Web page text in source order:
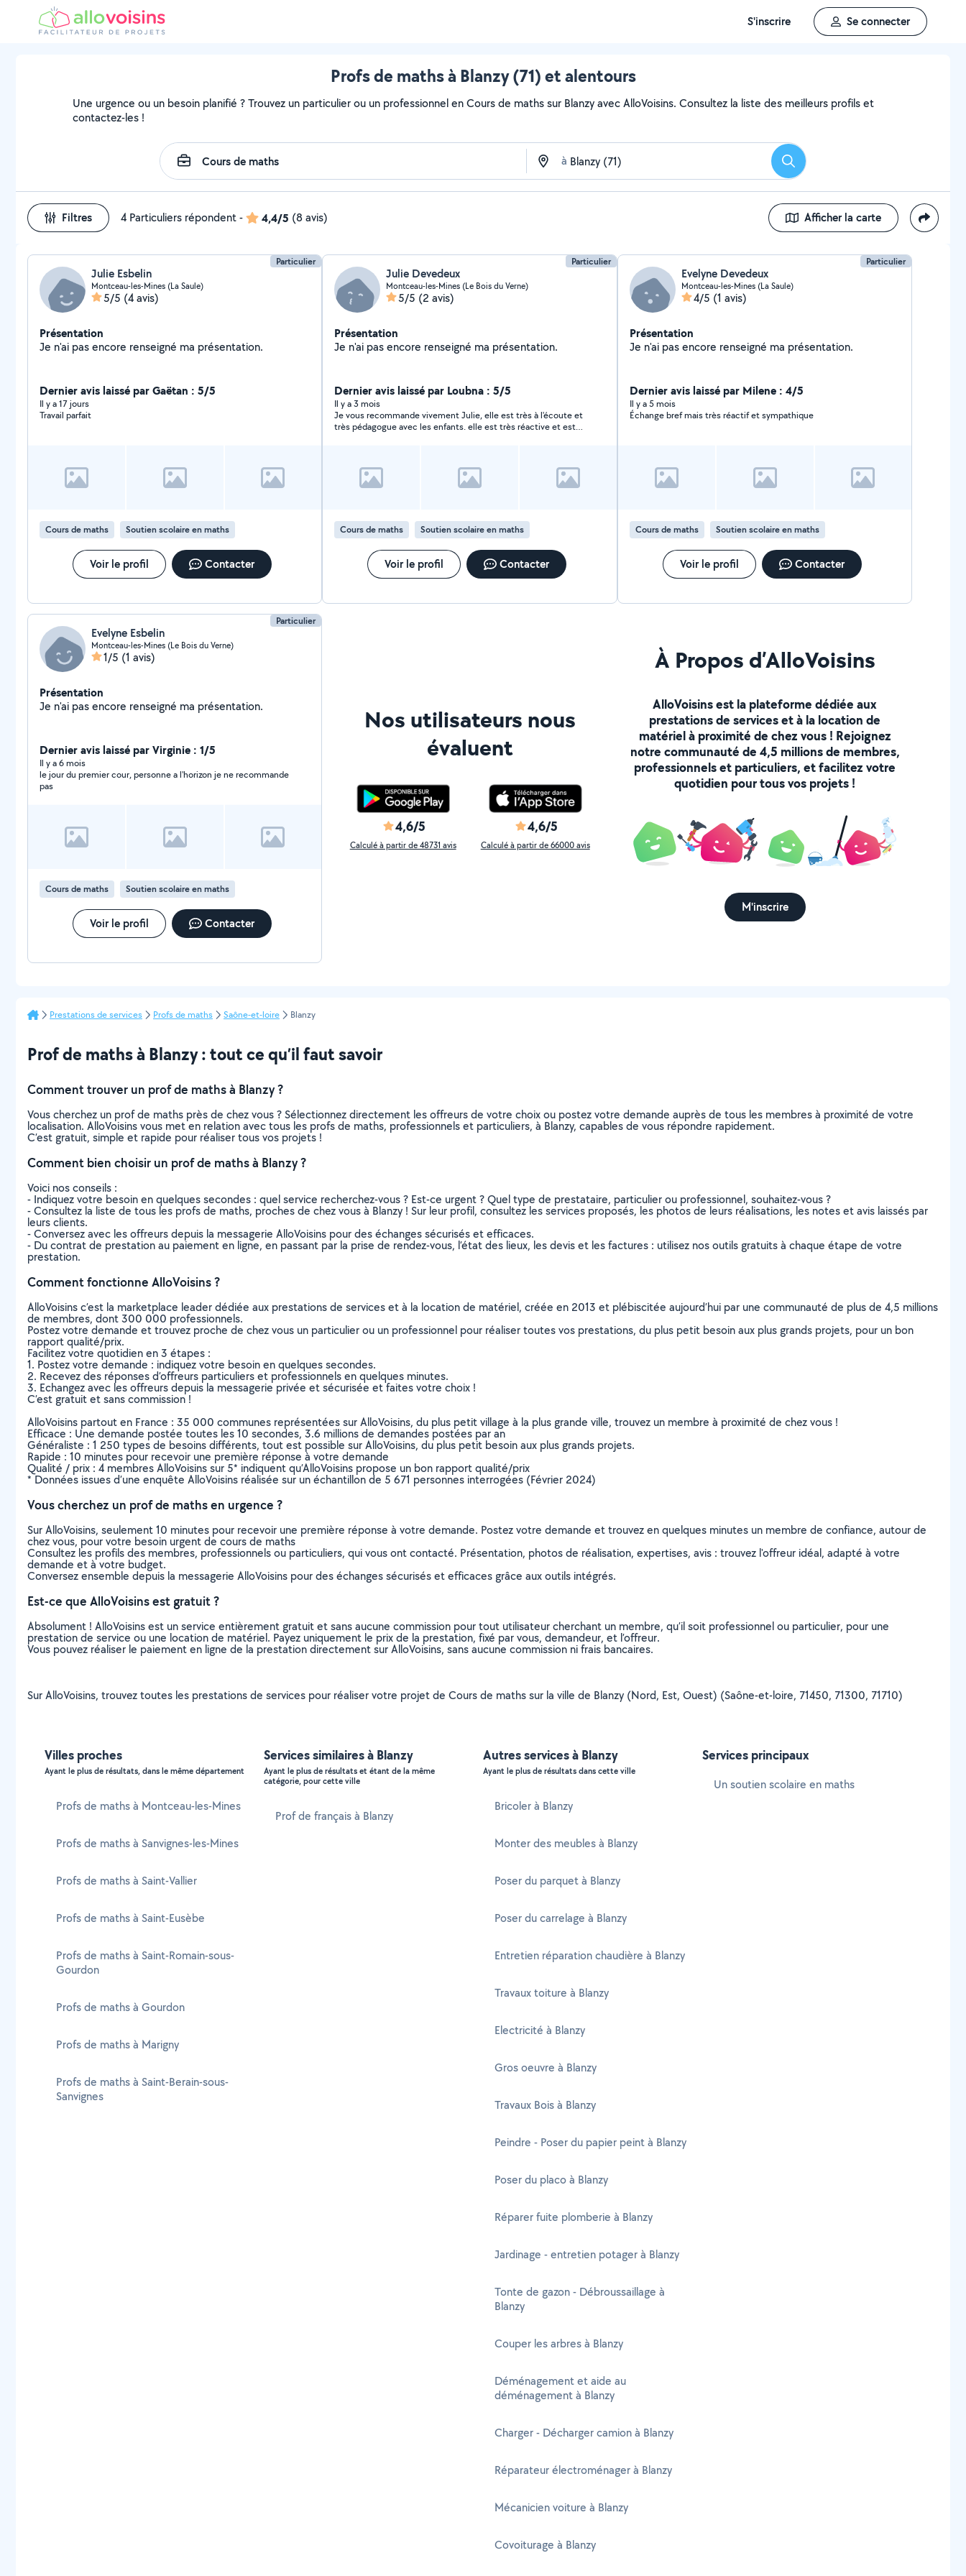
S'inscrire Se connecter
Profs de maths à Blanzy (71) et alentours
Une urgence ou un besoin planifié ? Trouvez un particulier ou un professionnel en Cours de maths sur Blanzy avec AlloVoisins. Consultez la liste des meilleurs profils et
contactez-les !
à Rechercher
Filtres 4 Particuliers répondent- 4,4/5 (8 avis) Afficher la carte
Particulier
Julie Esbelin
Montceau-les-Mines (La Saule)
5/5 (4 avis)
Présentation
Je n'ai pas encore renseigné ma présentation.
Dernier avis laissé par Gaëtan : 5/5
Il y a 17 jours
Travail parfait
Cours de maths Soutien scolaire en maths
Voir le profil Contacter
Particulier
Julie Devedeux
Montceau-les-Mines (Le Bois du Verne)
5/5 (2 avis)
Présentation
Je n'ai pas encore renseigné ma présentation.
Dernier avis laissé par Loubna : 5/5
Il y a 3 mois
Je vous recommande vivement Julie, elle est très à l'écoute et
très pédagogue avec les enfants. elle est très réactive et est
Cours de maths Soutien scolaire en maths
Voir le profil Contacter
Particulier
Evelyne Devedeux
Montceau-les-Mines (La Saule)
4/5 (1 avis)
Présentation
Je n'ai pas encore renseigné ma présentation.
Dernier avis laissé par Milene : 4/5
Il y a 5 mois
Échange bref mais très réactif et sympathique
Cours de maths Soutien scolaire en maths
Voir le profil Contacter
Particulier
Evelyne Esbelin
Montceau-les-Mines (Le Bois du Verne)
1/5 (1 avis)
Présentation
Je n'ai pas encore renseigné ma présentation.
Dernier avis laissé par Virginie : 1/5
Il y a 6 mois
le jour du premier cour, personne a l'horizon je ne recommande
pas
Cours de maths Soutien scolaire en maths
Voir le profil Contacter
Nos utilisateurs nous
évaluent
4,6/5
Calculé à partir de 48731 avis
4,6/5
Calculé à partir de 66000 avis
À Propos d’AlloVoisins
AlloVoisins est la plateforme dédiée aux
prestations de services et à la location de
matériel à proximité de chez vous ! Rejoignez
notre communauté de 4,5 millions de membres,
professionnels et particuliers, et facilitez votre
quotidien pour tous vos projets !
M'inscrire
Prestations de services Profs de maths Saône-et-loire Blanzy
Prof de maths à Blanzy : tout ce qu’il faut savoir
Comment trouver un prof de maths à Blanzy ?
Vous cherchez un prof de maths près de chez vous ? Sélectionnez directement les offreurs de votre choix ou postez votre demande auprès de tous les membres à proximité de votre
localisation. AlloVoisins vous met en relation avec tous les profs de maths, professionnels et particuliers, à Blanzy, capables de vous répondre rapidement.
C’est gratuit, simple et rapide pour réaliser tous vos projets !
Comment bien choisir un prof de maths à Blanzy ?
Voici nos conseils :
- Indiquez votre besoin en quelques secondes : quel service recherchez-vous ? Est-ce urgent ? Quel type de prestataire, particulier ou professionnel, souhaitez-vous ?
- Consultez la liste de tous les profs de maths, proches de chez vous à Blanzy ! Sur leur profil, consultez les services proposés, les photos de leurs réalisations, les notes et avis laissés par
leurs clients.
- Conversez avec les offreurs depuis la messagerie AlloVoisins pour des échanges sécurisés et efficaces.
- Du contrat de prestation au paiement en ligne, en passant par la prise de rendez-vous, l’état des lieux, les devis et les factures : utilisez nos outils gratuits à chaque étape de votre
prestation.
Comment fonctionne AlloVoisins ?
AlloVoisins c’est la marketplace leader dédiée aux prestations de services et à la location de matériel, créée en 2013 et plébiscitée aujourd’hui par une communauté de plus de 4,5 millions
de membres, dont 300 000 professionnels.
Postez votre demande et trouvez proche de chez vous un particulier ou un professionnel pour réaliser toutes vos prestations, du plus petit besoin aux plus grands projets, pour un bon
rapport qualité/prix.
Facilitez votre quotidien en 3 étapes :
1. Postez votre demande : indiquez votre besoin en quelques secondes.
2. Recevez des réponses d’offreurs particuliers et professionnels en quelques minutes.
3. Echangez avec les offreurs depuis la messagerie privée et sécurisée et faites votre choix !
C’est gratuit et sans commission !
AlloVoisins partout en France : 35 000 communes représentées sur AlloVoisins, du plus petit village à la plus grande ville, trouvez un membre à proximité de chez vous !
Efficace : Une demande postée toutes les 10 secondes, 3.6 millions de demandes postées par an
Généraliste : 1 250 types de besoins différents, tout est possible sur AlloVoisins, du plus petit besoin aux plus grands projets.
Rapide : 10 minutes pour recevoir une première réponse à votre demande
Qualité / prix : 4 membres AlloVoisins sur 5* indiquent qu’AlloVoisins propose un bon rapport qualité/prix
* Données issues d’une enquête AlloVoisins réalisée sur un échantillon de 5 671 personnes interrogées (Février 2024)
Vous cherchez un prof de maths en urgence ?
Sur AlloVoisins, seulement 10 minutes pour recevoir une première réponse à votre demande. Postez votre demande et trouvez en quelques minutes un membre de confiance, autour de
chez vous, pour votre besoin urgent de cours de maths
Consultez les profils des membres, professionnels ou particuliers, qui vous ont contacté. Présentation, photos de réalisation, expertises, avis : trouvez l'offreur idéal, adapté à votre
demande et à votre budget.
Conversez ensemble depuis la messagerie AlloVoisins pour des échanges sécurisés et efficaces grâce aux outils intégrés.
Est-ce que AlloVoisins est gratuit ?
Absolument ! AlloVoisins est un service entièrement gratuit et sans aucune commission pour tout utilisateur cherchant un membre, qu’il soit professionnel ou particulier, pour une
prestation de service ou une location de matériel. Payez uniquement le prix de la prestation, fixé par vous, demandeur, et l’offreur.
Vous pouvez réaliser le paiement en ligne de la prestation directement sur AlloVoisins, sans aucune commission ni frais bancaires.
Sur AlloVoisins, trouvez toutes les prestations de services pour réaliser votre projet de Cours de maths sur la ville de Blanzy (Nord, Est, Ouest) (Saône-et-loire, 71450, 71300, 71710)
Villes proches
Ayant le plus de résultats, dans le même département
Profs de maths à Montceau-les-Mines
Profs de maths à Sanvignes-les-Mines
Profs de maths à Saint-Vallier
Profs de maths à Saint-Eusèbe
Profs de maths à Saint-Romain-sous-
Gourdon
Profs de maths à Gourdon
Profs de maths à Marigny
Profs de maths à Saint-Berain-sous-
Sanvignes
Services similaires à Blanzy
Ayant le plus de résultats et étant de la même
catégorie, pour cette ville
Prof de français à Blanzy
Autres services à Blanzy
Ayant le plus de résultats dans cette ville
Bricoler à Blanzy
Monter des meubles à Blanzy
Poser du parquet à Blanzy
Poser du carrelage à Blanzy
Entretien réparation chaudière à Blanzy
Travaux toiture à Blanzy
Electricité à Blanzy
Gros oeuvre à Blanzy
Travaux Bois à Blanzy
Peindre - Poser du papier peint à Blanzy
Poser du placo à Blanzy
Réparer fuite plomberie à Blanzy
Jardinage - entretien potager à Blanzy
Tonte de gazon - Débroussaillage à
Blanzy
Couper les arbres à Blanzy
Déménagement et aide au
déménagement à Blanzy
Charger - Décharger camion à Blanzy
Réparateur électroménager à Blanzy
Mécanicien voiture à Blanzy
Covoiturage à Blanzy
Services principaux
Un soutien scolaire en maths